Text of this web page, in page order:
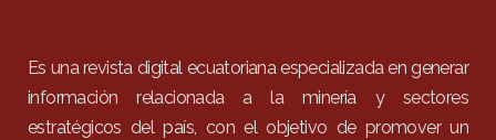
Es una revista digital ecuatoriana especializada en generar
información relacionada a la minería y sectores
estratégicos del país, con el objetivo de promover un